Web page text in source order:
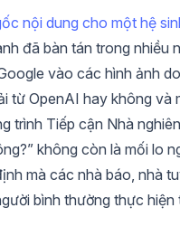
nội dung cho một hệ
đã bàn tán trong nhiều
vào các hình ảnh
từ OpenAI hay không và
trình Tiếp cận Nhà
không còn là mối lo
mà các nhà báo, nhà
bình thường thực